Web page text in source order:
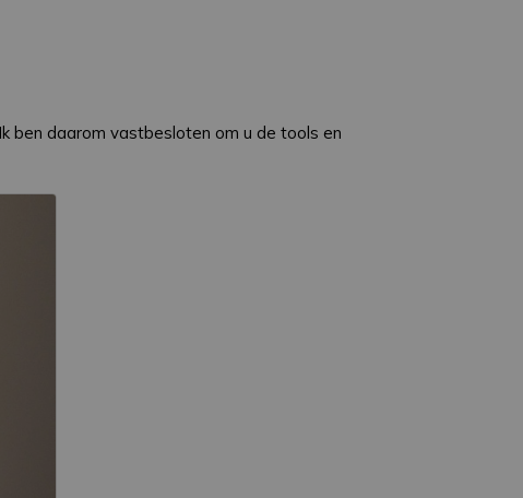
ben daarom vastbesloten om u de tools en